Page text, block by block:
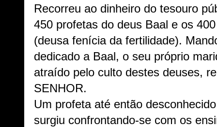
Recorreu ao dinheiro do tesouro
450 profetas do deus Baal e os
(deusa fenícia da fertilidade).
dedicado a Baal, o seu próprio
atraído pelo culto destes deuses,
SENHOR.
Um profeta até então
surgiu confrontando-se com os